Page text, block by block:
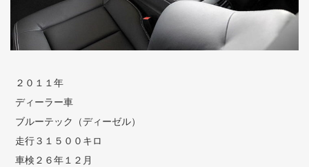
２０１１年
ディーラー車
ブルーテック（ディーゼル）
走行３１５００キロ
車検２６年１２月